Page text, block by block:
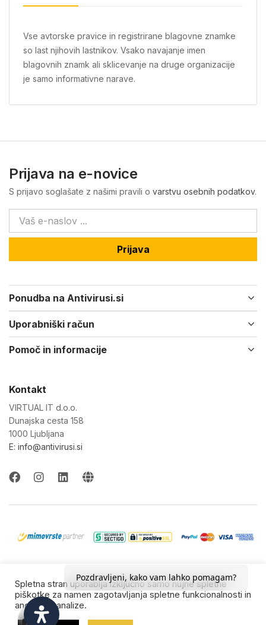
Vse avtorske pravice in registrirane blagovne znamke
so last njihovih lastnikov. Vsako navajanje imen
blagovnih znamk ali sklicevanje na druge organizacije
je samo informativne narave.
Prijava na e-novice
S prijavo soglašate z našimi pravili o varstvu osebnih podatkov.
Prijava
Ponudba na Antivirusi.si
Uporabniški račun
Pomoč in informacije
Kontakt
VIRTUAL IT d.o.o.
Dunajska cesta 158
1000 Ljubljana
E: info@antivirusi.si
Blagovne znamke so last njihovih lastnikov.
Spletna stran uporablja izključno samo nujne spletne
piškotke za namen zagotavljanja spletne funkcionalnosti in
anonimne analize.
Pozdravljeni, kako vam lahko pomagam?